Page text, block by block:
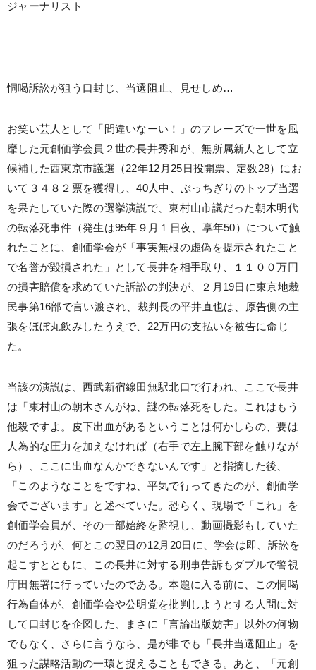
ジャーナリスト
恫喝訴訟が狙う口封じ、当選阻止、見せしめ…
お笑い芸人として「間違いなーい！」のフレーズで一世を風
靡した元創価学会員２世の長井秀和が、無所属新人として立
候補した西東京市議選（22年12月25日投開票、定数28）にお
いて３４８２票を獲得し、40人中、ぶっちぎりのトップ当選
を果たしていた際の選挙演説で、東村山市議だった朝木明代
の転落死事件（発生は95年９月１日夜、享年50）について触
れたことに、創価学会が「事実無根の虚偽を提示されたこと
で名誉が毀損された」として長井を相手取り、１１００万円
の損害賠償を求めていた訴訟の判決が、２月19日に東京地裁
民事第16部で言い渡され、裁判長の平井直也は、原告側の主
張をほぼ丸飲みしたうえで、22万円の支払いを被告に命じ
た。
当該の演説は、西武新宿線田無駅北口で行われ、ここで長井
は「東村山の朝木さんがね、謎の転落死をした。これはもう
他殺ですよ。皮下出血があるということは何かしらの、要は
人為的な圧力を加えなければ（右手で左上腕下部を触りなが
ら）、ここに出血なんかできないんです」と指摘した後、
「このようなことをですね、平気で行ってきたのが、創価学
会でございます」と述べていた。恐らく、現場で「これ」を
創価学会員が、その一部始終を監視し、動画撮影もしていた
のだろうが、何とこの翌日の12月20日に、学会は即、訴訟を
起こすとともに、この長井に対する刑事告訴もダブルで警視
庁田無署に行っていたのである。本題に入る前に、この恫喝
行為自体が、創価学会や公明党を批判しようとする人間に対
して口封じを企図した、まさに「言論出版妨害」以外の何物
でもなく、さらに言うなら、是が非でも「長井当選阻止」を
狙った謀略活動の一環と捉えることもできる。あと、「元創